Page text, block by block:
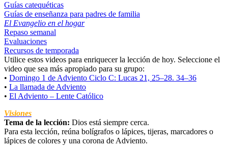
Guías catequéticas
Guías de enseñanza para padres de familia
El Evangelio en el hogar
Repaso semanal
Evaluaciones
Recursos de temporada
Utilice estos videos para enriquecer la lección de hoy. Seleccione el
video que sea más apropiado para su grupo:
• Domingo 1 de Adviento Ciclo C: Lucas 21, 25–28. 34–36
• La llamada de Adviento
• El Adviento – Lente Católico
Visiones
Tema de la lección: Dios está siempre cerca.
Para esta lección, reúna bolígrafos o lápices, tijeras, marcadores o
lápices de colores y una corona de Adviento.